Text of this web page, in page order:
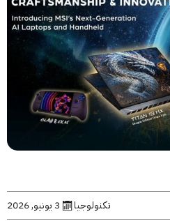
تكنولوجيا 3 يونيو, 2026